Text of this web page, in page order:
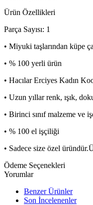
Ürün Özellikleri
Parça Sayısı: 1
• Miyuki taşlarından küpe
• % 100 yerli ürün
• Hacılar Erciyes Kadın
• Uzun yıllar renk, ışık,
• Birinci sınıf malzeme ve
• % 100 el işçiliği
• Sadece size özel
Ödeme Seçenekleri
Yorumlar
Benzer Ürünler
Son İncelenenler